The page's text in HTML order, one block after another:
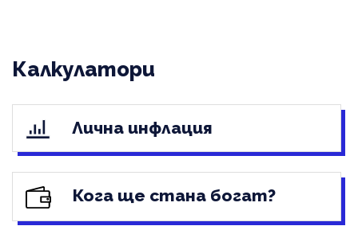
Калкулатори
Лична инфлация
Кога ще стана богат?